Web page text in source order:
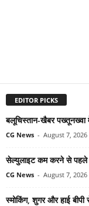
EDITOR PICKS
बलूचिस्तान-खैबर पख्तूनख्वा
CG News - August 7, 2026
सेल्युलाइट कम करने से पहले
CG News - August 7, 2026
स्मोकिंग, शुगर और हाई